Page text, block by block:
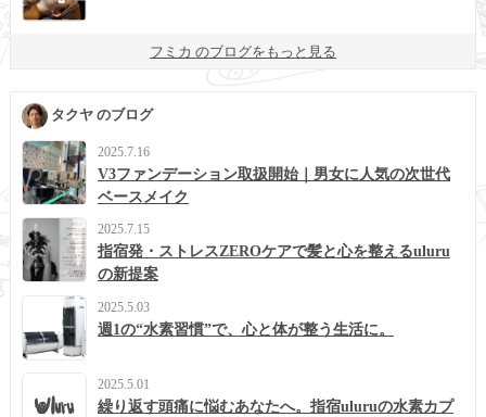
フミカ のブログをもっと見る
タクヤ のブログ
2025.7.16
V3ファンデーション取扱開始｜男女に人気の次世代
ベースメイク
2025.7.15
指宿発・ストレスZEROケアで髪と心を整えるuluru
の新提案
2025.5.03
週1の“水素習慣”で、心と体が整う生活に。
2025.5.01
繰り返す頭痛に悩むあなたへ。指宿uluruの水素カプ